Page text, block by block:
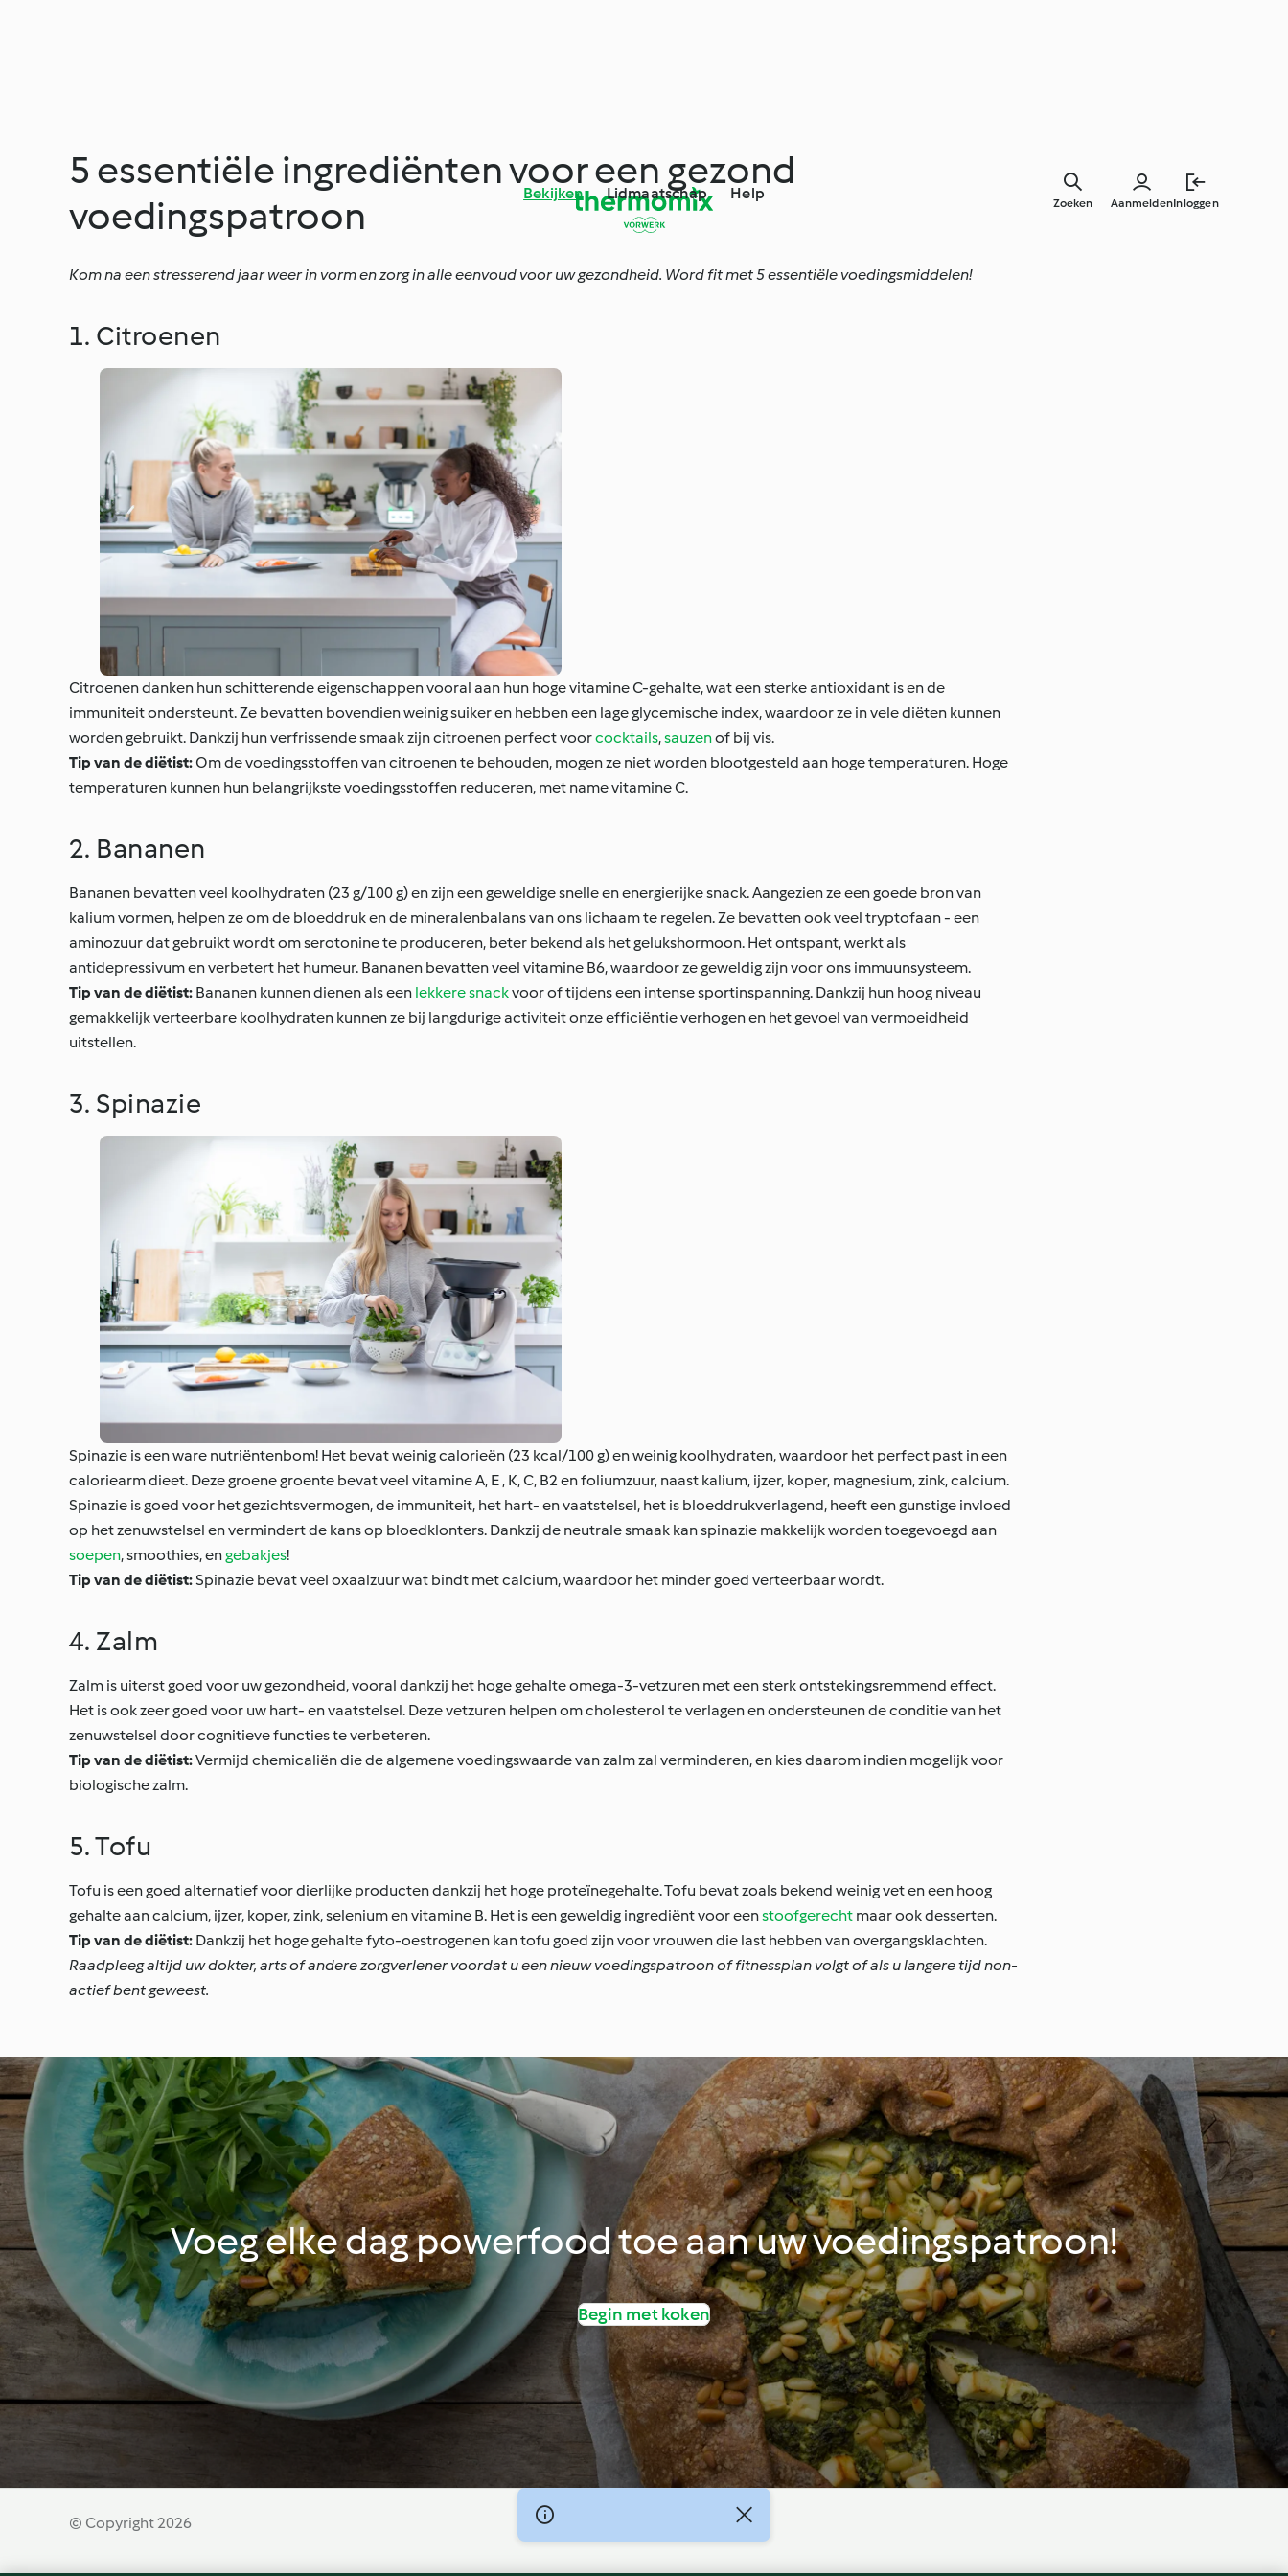
Bekijken Lidmaatschap Help
AanmeldenInloggen
Zoeken
5 essentiële ingrediënten voor een gezond
voedingspatroon
Kom na een stresserend jaar weer in vorm en zorg in alle eenvoud voor uw gezondheid. Word fit met 5 essentiële voedingsmiddelen!
1. Citroenen
Citroenen danken hun schitterende eigenschappen vooral aan hun hoge vitamine C-gehalte, wat een sterke antioxidant is en de
immuniteit ondersteunt. Ze bevatten bovendien weinig suiker en hebben een lage glycemische index, waardoor ze in vele diëten kunnen
worden gebruikt. Dankzij hun verfrissende smaak zijn citroenen perfect voorcocktails,sauzenof bij vis.
Tip van de diëtist:Om de voedingsstoffen van citroenen te behouden, mogen ze niet worden blootgesteld aan hoge temperaturen. Hoge
temperaturen kunnen hun belangrijkste voedingsstoffen reduceren, met name vitamine C.
2. Bananen
Bananen bevatten veel koolhydraten (23 g/100 g) en zijn een geweldige snelle en energierijke snack. Aangezien ze een goede bron van
kalium vormen, helpen ze om de bloeddruk en de mineralenbalans van ons lichaam te regelen. Ze bevatten ook veel tryptofaan - een
aminozuur dat gebruikt wordt om serotonine te produceren, beter bekend als het gelukshormoon. Het ontspant, werkt als
antidepressivum en verbetert het humeur. Bananen bevatten veel vitamine B6, waardoor ze geweldig zijn voor ons immuunsysteem.
Tip van de diëtist: Bananen kunnen dienen als een lekkere snackvoor of tijdens een intense sportinspanning. Dankzij hun hoog niveau
gemakkelijk verteerbare koolhydraten kunnen ze bij langdurige activiteit onze efficiëntie verhogen en het gevoel van vermoeidheid
uitstellen.
3. Spinazie
Spinazie is een ware nutriëntenbom! Het bevat weinig calorieën (23 kcal/100 g) en weinig koolhydraten, waardoor het perfect past in een
caloriearm dieet. Deze groene groente bevat veel vitamine A, E , K, C, B2 en foliumzuur, naast kalium, ijzer, koper, magnesium, zink, calcium.
Spinazie is goed voor het gezichtsvermogen, de immuniteit, het hart- en vaatstelsel, het is bloeddrukverlagend, heeft een gunstige invloed
op het zenuwstelsel en vermindert de kans op bloedklonters. Dankzij de neutrale smaak kan spinazie makkelijk worden toegevoegd aan
soepen, smoothies, engebakjes!
Tip van de diëtist:Spinazie bevat veel oxaalzuur wat bindt met calcium, waardoor het minder goed verteerbaar wordt.
4. Zalm
Zalm is uiterst goed voor uw gezondheid, vooral dankzij het hoge gehalte omega-3-vetzuren met een sterk ontstekingsremmend effect.
Het is ook zeer goed voor uw hart- en vaatstelsel. Deze vetzuren helpen om cholesterol te verlagen en ondersteunen de conditie van het
zenuwstelsel door cognitieve functies te verbeteren.
Tip van de diëtist:Vermijd chemicaliën die de algemene voedingswaarde van zalm zal verminderen, en kies daarom indien mogelijk voor
biologische zalm.
5. Tofu
Tofu is een goed alternatief voor dierlijke producten dankzij het hoge proteïnegehalte. Tofu bevat zoals bekend weinig vet en een hoog
gehalte aan calcium, ijzer, koper, zink, selenium en vitamine B. Het is een geweldig ingrediënt voor eenstoofgerecht maar ook desserten.
Tip van de diëtist: Dankzij het hoge gehalte fyto-oestrogenen kan tofu goed zijn voor vrouwen die last hebben van overgangsklachten.
Raadpleeg altijd uw dokter, arts of andere zorgverlener voordat u een nieuw voedingspatroon of fitnessplan volgt of als u langere tijd non-
actief bent geweest.
Voeg elke dag powerfood toe aan uw voedingspatroon!
Begin met koken
© Copyright 2026